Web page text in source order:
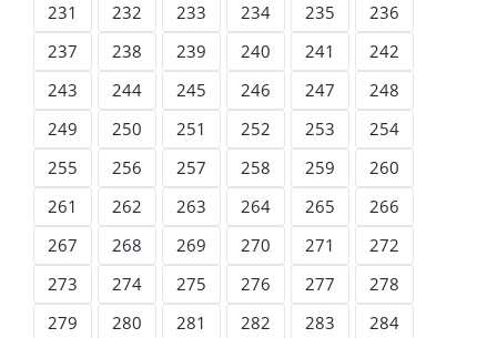
231
232 233 234 235
236
237
238 239 240 241
242
243
244 245 246 247
248
249
250 251 252 253
254
255
256 257 258 259
260
261
262 263 264 265
266
267
268 269 270 271
272
273
274 275 276 277
278
279
280 281 282 283
284